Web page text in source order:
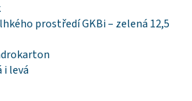
prostředí GKBi – zelená 12,5
i levá